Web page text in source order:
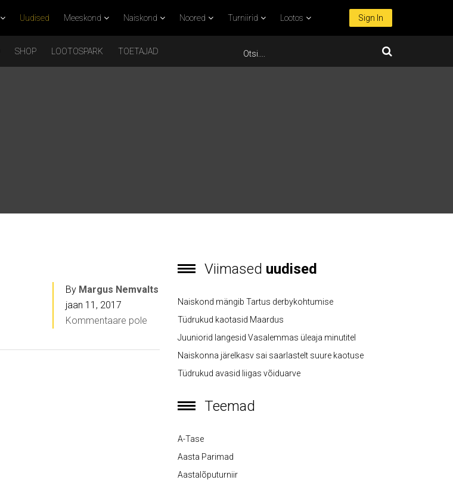
Uudised Meeskond Naiskond Noored Turniirid Lootos Sign In
SHOP LOOTOSPARK TOETAJAD
By Margus Nemvalts
jaan 11, 2017
Kommentaare pole
Viimased uudised
Naiskond mängib Tartus derbykohtumise
Tüdrukud kaotasid Maardus
Juuniorid langesid Vasalemmas üleaja minutitel
Naiskonna järelkasv sai saarlastelt suure kaotuse
Tüdrukud avasid liigas võiduarve
Teemad
A-Tase
Aasta Parimad
Aastalõputurniir